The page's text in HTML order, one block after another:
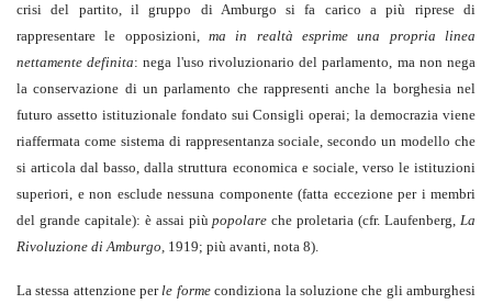
crisi del partito, il gruppo di Amburgo si fa carico a più riprese di
rappresentare le opposizioni, ma in realtà esprime una propria linea
nettamente definita: nega l'uso rivoluzionario del parlamento, ma non nega
la conservazione di un parlamento che rappresenti anche la borghesia nel
futuro assetto istituzionale fondato sui Consigli operai; la democrazia viene
riaffermata come sistema di rappresentanza sociale, secondo un modello che
si articola dal basso, dalla struttura economica e sociale, verso le istituzioni
superiori, e non esclude nessuna componente (fatta eccezione per i membri
del grande capitale): è assai piùpopolare che proletaria (cfr. Laufenberg, La
Rivoluzione di Amburgo, 1919; più avanti, nota 8).
La stessa attenzione perle formecondiziona la soluzione che gli amburghesi